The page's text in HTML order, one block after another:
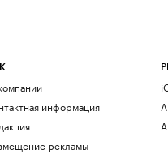
информация
рекламы